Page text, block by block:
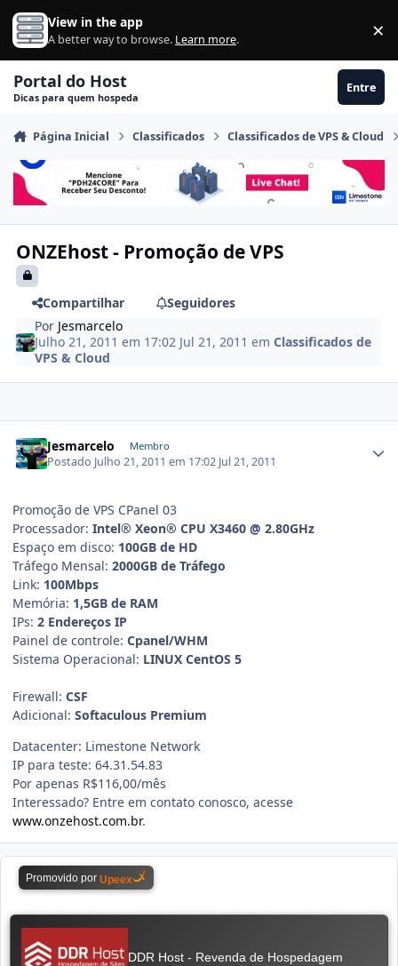
Ir para conteúdo
View in the app
A better way to browse. Learn more. ×
Portal do Host
Dicas para quem hospeda
Entre
Página Inicial Classificados Classificados de VPS & Cloud
ONZEhost - Promoção de VPS
Compartilhar
Seguidores
Por Jesmarcelo
Julho 21, 2011 em 17:02 Jul 21, 2011 emClassificados de
VPS & Cloud
Jesmarcelo Membro
Postado Julho 21, 2011 em 17:02 Jul 21, 2011
Promoção de VPS CPanel 03
Processador: Intel® Xeon® CPU X3460 @ 2.80GHz
Espaço em disco: 100GB de HD
Tráfego Mensal: 2000GB de Tráfego
Link: 100Mbps
Memória: 1,5GB de RAM
IPs: 2 Endereços IP
Painel de controle: Cpanel/WHM
Sistema Operacional: LINUX CentOS 5
Firewall: CSF
Adicional: Softaculous Premium
Datacenter: Limestone Network
IP para teste: 64.31.54.83
Por apenas R$116,00/mês
Interessado? Entre em contato conosco, acesse
www.onzehost.com.br.